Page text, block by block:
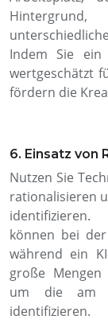
Indem Sie
wertgeschätzt
fördern die
6. Einsatz von
Nutzen Sie
rationalisieren
identifizieren.
können bei
während ein
große
um die am
identifizieren.